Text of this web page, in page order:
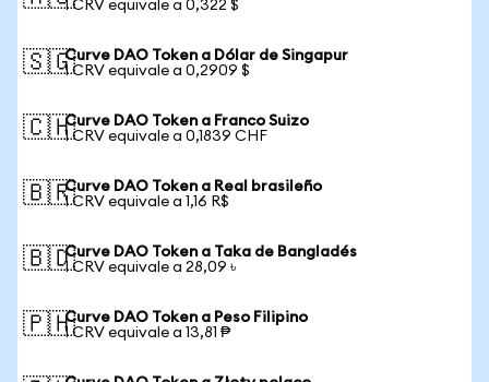
1 CRV equivale a 0,322 $
🇸🇬Curve DAO Token a Dólar de Singapur
1 CRV equivale a 0,2909 $
🇨🇭Curve DAO Token a Franco Suizo
1 CRV equivale a 0,1839 CHF
🇧🇷Curve DAO Token a Real brasileño
1 CRV equivale a 1,16 R$
🇧🇩Curve DAO Token a Taka de Bangladés
1 CRV equivale a 28,09 ৳
🇵🇭Curve DAO Token a Peso Filipino
1 CRV equivale a 13,81 ₱